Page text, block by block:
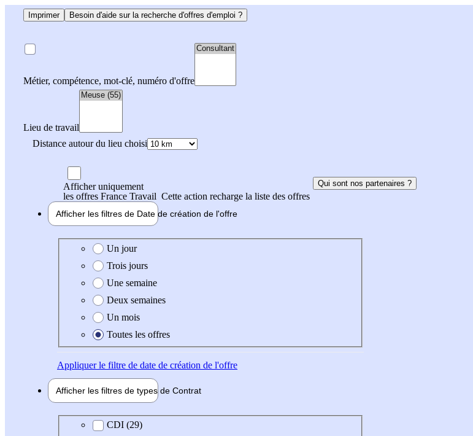
Imprimer Besoin d'aide sur la recherche d'offres d'emploi ?
Métier, compétence, mot-clé, numéro d'offre
Lieu de travail
Distance autour du lieu choisi
Afficher uniquement
les offres France Travail Cette action recharge la liste des offres
Qui sont nos partenaires ?
Afficher les filtres de Date de création de l'offre
Date de création de l'offre
Un jour
Trois jours
Une semaine
Deux semaines
Un mois
Toutes les offres
Appliquerle filtre de date de création de l'offre
Afficher les filtres de types de Contrat
Type de contratCDI (29)